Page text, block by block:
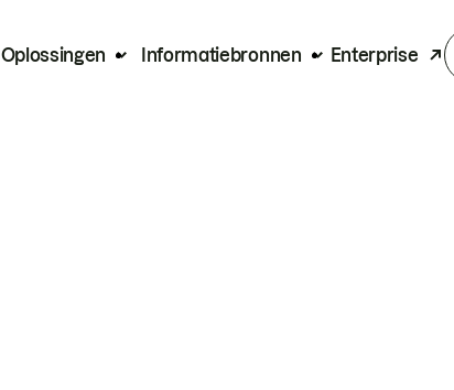
Oplossingen Informatiebronnen Enterprise